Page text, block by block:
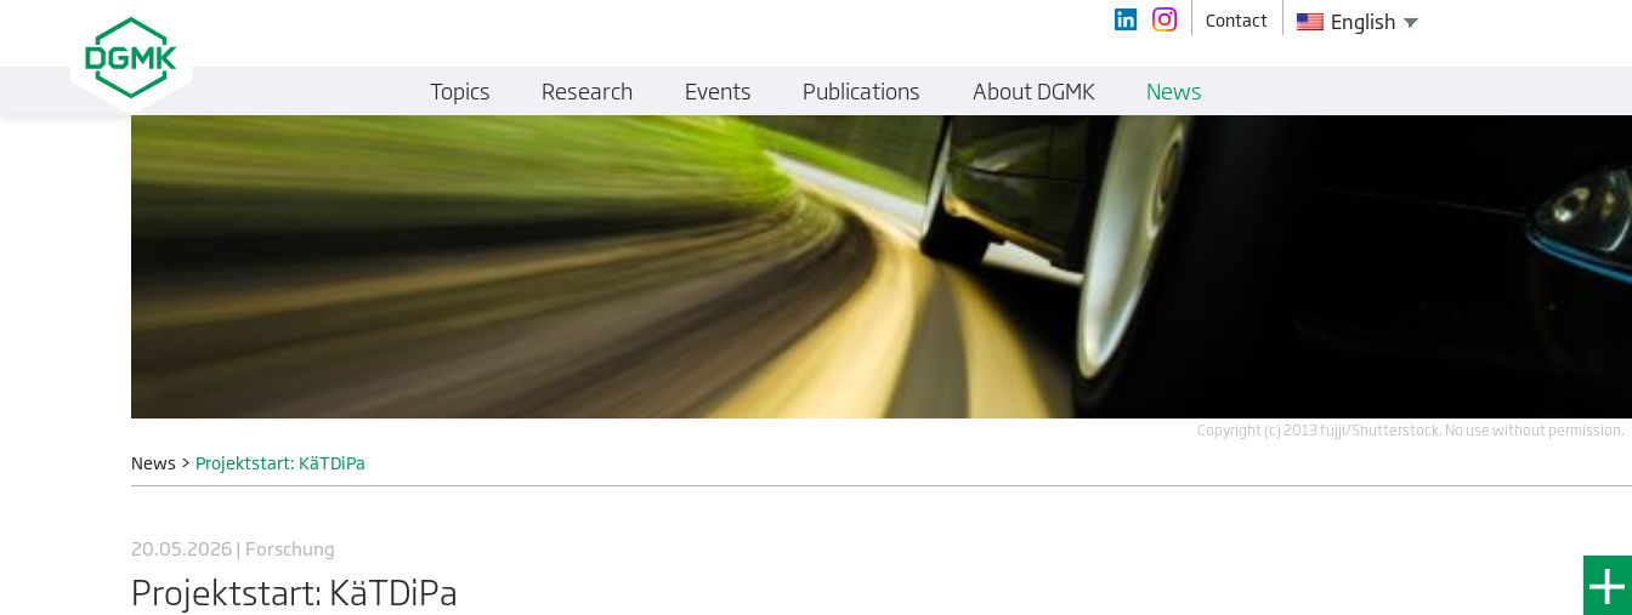
Copyright (c) 2013 fujji/Shutterstock. No use without permission.
News> Projektstart: KäTDiPa
20.05.2026 | Forschung
Projektstart: KäTDiPa
Contact English
Topics Research Events Publications About DGMK News